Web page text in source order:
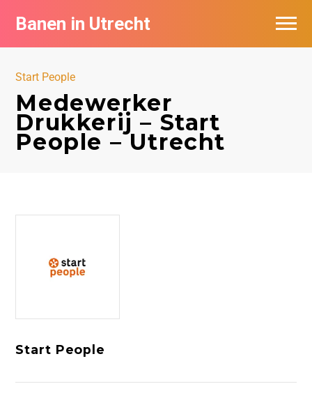
Banen in Utrecht
Start People
Medewerker
Drukkerij – Start
People – Utrecht
Start People
Vacatures per bedrijf in Utrecht
De populairste vacatures in Utrecht